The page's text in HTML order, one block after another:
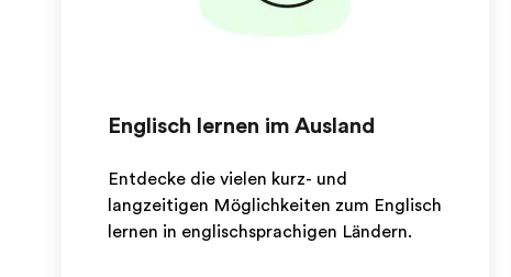
Englisch lernen im Ausland
Entdecke die vielen kurz- und
langzeitigen Möglichkeiten zum Englisch
lernen in englischsprachigen Ländern.